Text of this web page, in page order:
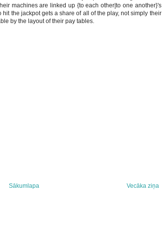
machines are linked up {to each other|to one another}'s
the jackpot gets a share of all of the play, not simply their
by the layout of their pay tables.
Vecāka ziņa
Sākumlapa